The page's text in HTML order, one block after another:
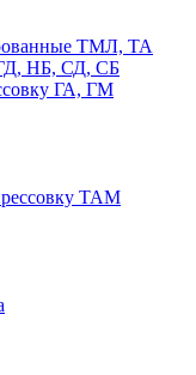
ТМЛ, ТА
ГД, НБ, СД, СБ
ГА, ГМ
ТАМ